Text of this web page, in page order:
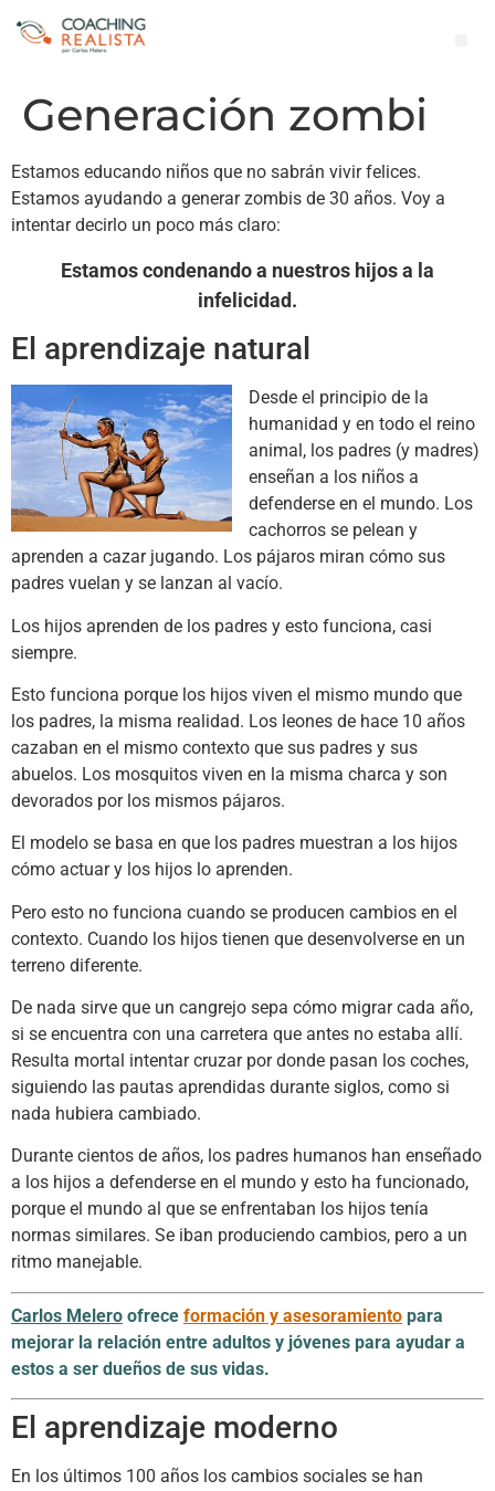
Generación zombi
Estamos educando niños que no sabrán vivir felices.
Estamos ayudando a generar zombis de 30 años. Voy a
intentar decirlo un poco más claro:
Estamos condenando a nuestros hijos a la
infelicidad.
El aprendizaje natural
Desde el principio de la
humanidad y en todo el reino
animal, los padres (y madres)
enseñan a los niños a
defenderse en el mundo. Los
cachorros se pelean y
aprenden a cazar jugando. Los pájaros miran cómo sus
padres vuelan y se lanzan al vacío.
Los hijos aprenden de los padres y esto funciona, casi
siempre.
Esto funciona porque los hijos viven el mismo mundo que
los padres, la misma realidad. Los leones de hace 10 años
cazaban en el mismo contexto que sus padres y sus
abuelos. Los mosquitos viven en la misma charca y son
devorados por los mismos pájaros.
El modelo se basa en que los padres muestran a los hijos
cómo actuar y los hijos lo aprenden.
Pero esto no funciona cuando se producen cambios en el
contexto. Cuando los hijos tienen que desenvolverse en un
terreno diferente.
De nada sirve que un cangrejo sepa cómo migrar cada año,
si se encuentra con una carretera que antes no estaba allí.
Resulta mortal intentar cruzar por donde pasan los coches,
siguiendo las pautas aprendidas durante siglos, como si
nada hubiera cambiado.
Durante cientos de años, los padres humanos han enseñado
a los hijos a defenderse en el mundo y esto ha funcionado,
porque el mundo al que se enfrentaban los hijos tenía
normas similares. Se iban produciendo cambios, pero a un
ritmo manejable.
Carlos Melero ofrece formación y asesoramiento para
mejorar la relación entre adultos y jóvenes para ayudar a
estos a ser dueños de sus vidas.
El aprendizaje moderno
En los últimos 100 años los cambios sociales se han